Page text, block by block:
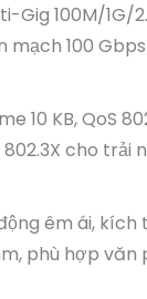
Gig 100M/1G/
mạch 100
10 KB, QoS
cho trải
êm ái,
phù hợp văn